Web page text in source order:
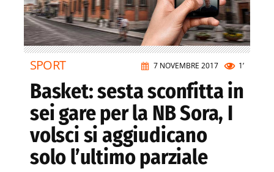
7 NOVEMBRE 2017 1’
SPORT
Basket: sesta sconfitta in
sei gare per la NB Sora, I
volsci si aggiudicano
solo l’ultimo parziale